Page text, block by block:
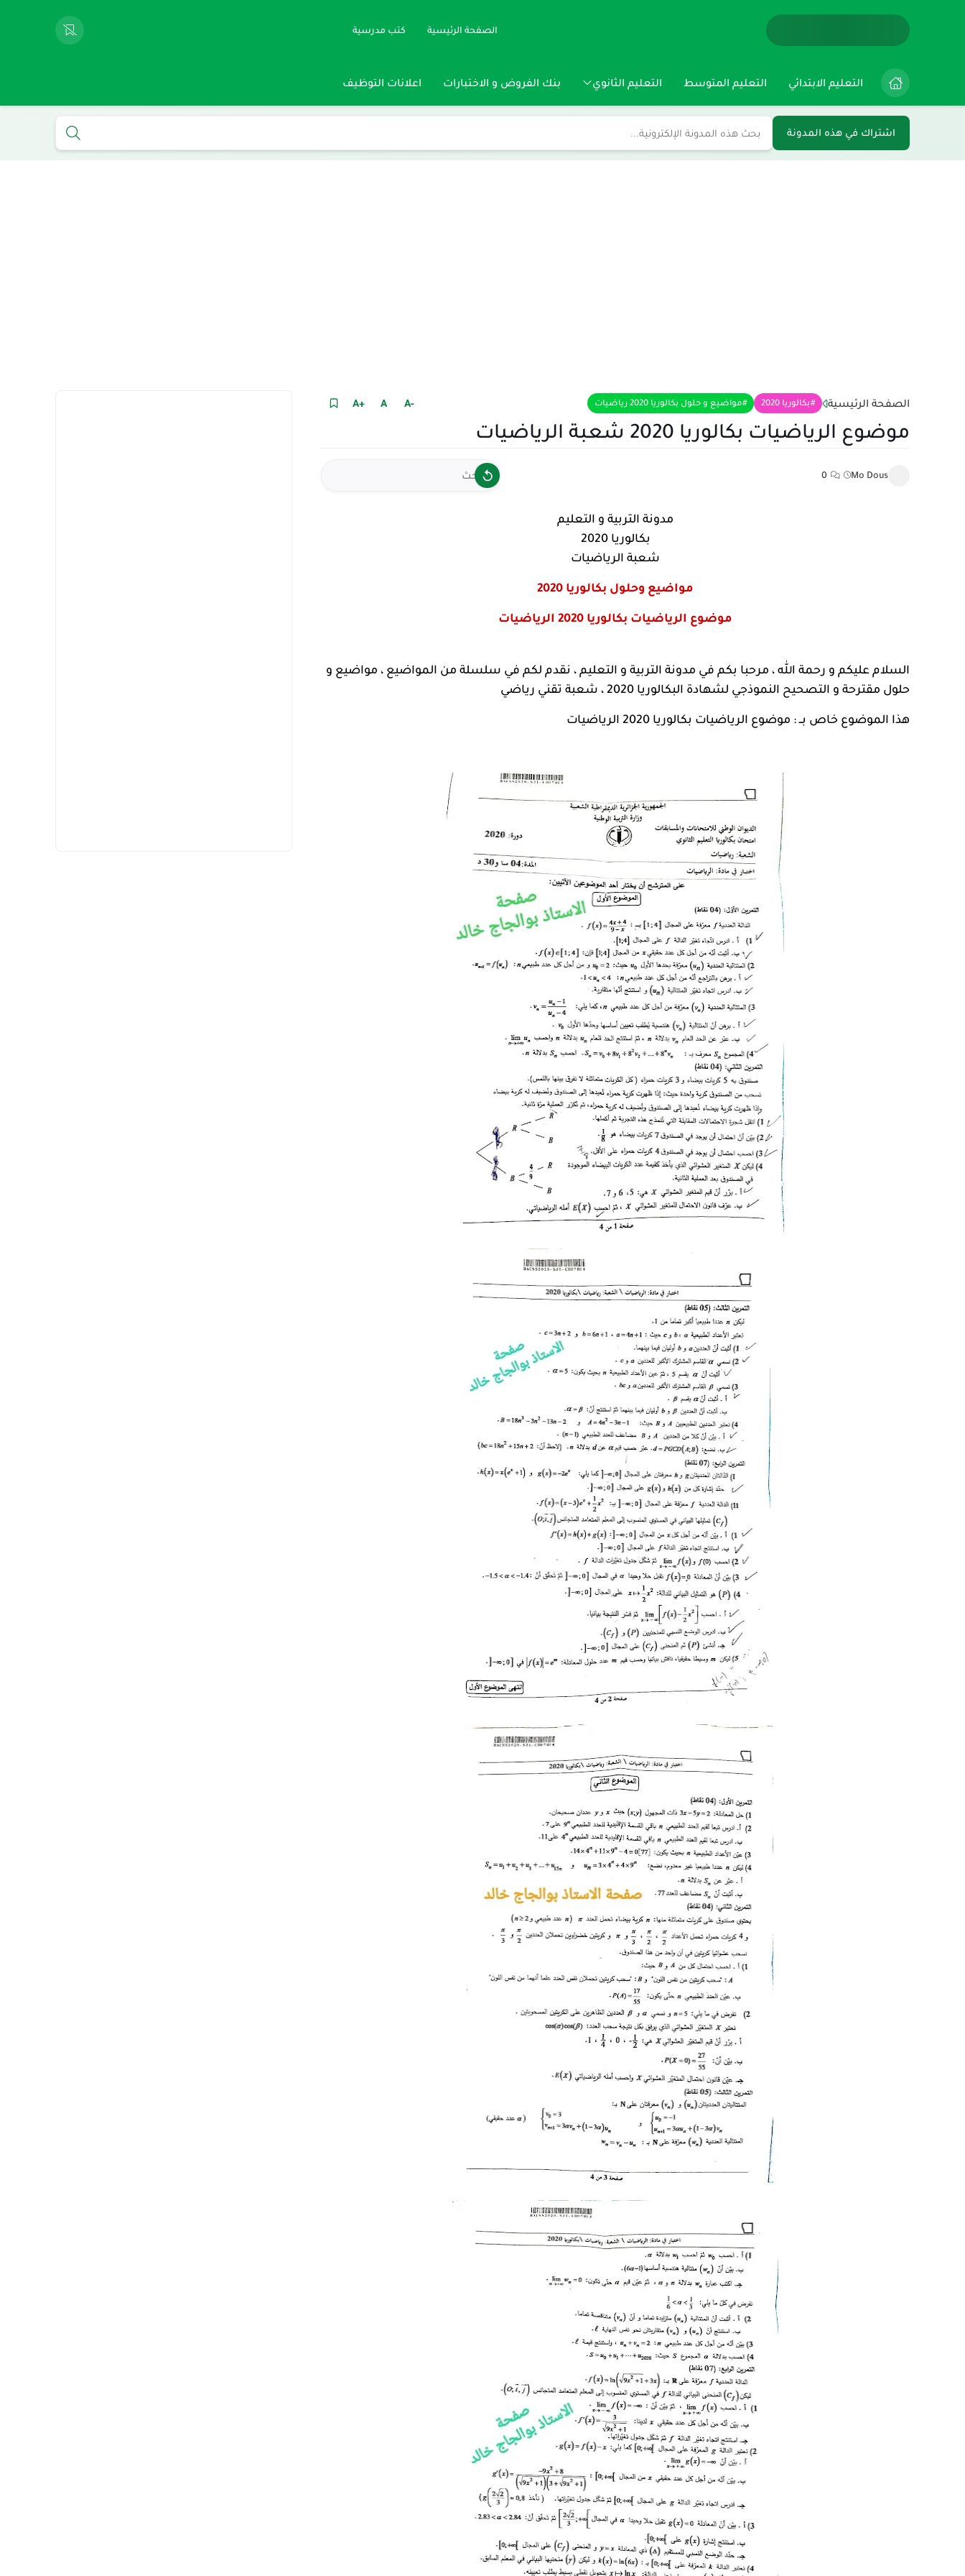
الصفحة الرئيسية كتب مدرسية
التعليم الابتدائي التعليم المتوسط التعليم الثانوي بنك الفروض و الاختبارات اعلانات التوظيف
اشتراك في هذه المدونة
الصفحة الرئيسية بكالوريا 2020 مواضيع و حلول بكالوريا 2020 رياضيات +A A -A
موضوع الرياضيات بكالوريا 2020 شعبة الرياضيات
Mo Dous
0
مدونة التربية و التعليم
بكالوريا 2020
شعبة الرياضيات
مواضيع وحلول بكالوريا 2020
موضوع الرياضيات بكالوريا 2020 الرياضيات
السلام عليكم و رحمة الله ، مرحبا بكم في مدونة التربية و التعليم ، نقدم لكم في سلسلة من المواضيع ، مواضيع و
حلول مقترحة و التصحيح النموذجي لشهادة البكالوريا 2020 ، شعبة تقني رياضي
هذا الموضوع خاص بــ : موضوع الرياضيات بكالوريا 2020 الرياضيات